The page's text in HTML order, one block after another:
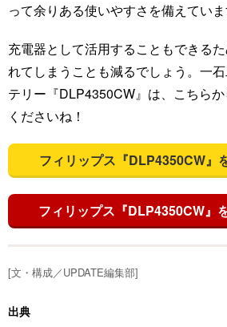
って余りある使いやすさを備えていま
充電器として活用することもできる
れてしまうことも減るでしょう。一
テリー『DLP4350CW』は、こちら
くださいね！
フィリップス『DLP4350CW』
フィリップス『DLP4350CW』
[文・構成／UPDATE編集部]
出典